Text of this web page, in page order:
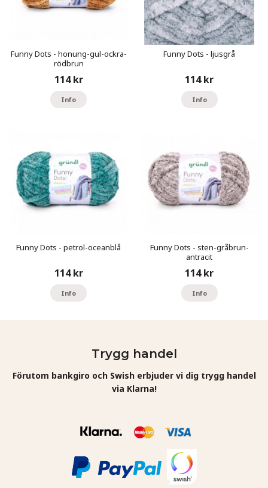
Funny Dots - honung-gul-ockra-
rödbrun
114 kr
Info
Funny Dots - ljusgrå
114 kr
Info
Funny Dots - petrol-oceanblå
114 kr
Info
Funny Dots - sten-gråbrun-
antracit
114 kr
Info
Trygg handel
Förutom bankgiro och Swish erbjuder vi dig trygg handel
via Klarna!